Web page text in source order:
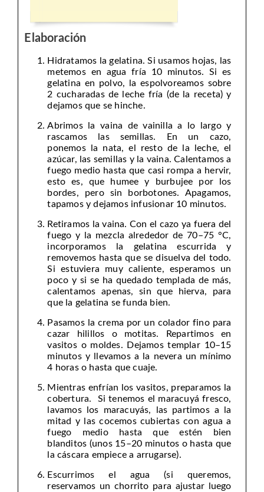
Elaboración
Hidratamos la gelatina. Si usamos hojas, las
metemos en agua fría 10 minutos. Si es
gelatina en polvo, la espolvoreamos sobre
2 cucharadas de leche fría (de la receta) y
dejamos que se hinche.
Abrimos la vaina de vainilla a lo largo y
rascamos las semillas. En un cazo,
ponemos la nata, el resto de la leche, el
azúcar, las semillas y la vaina. Calentamos a
fuego medio hasta que casi rompa a hervir,
esto es, que humee y burbujee por los
bordes, pero sin borbotones. Apagamos,
tapamos y dejamos infusionar 10 minutos.
Retiramos la vaina. Con el cazo ya fuera del
fuego y la mezcla alrededor de 70–75 °C,
incorporamos la gelatina escurrida y
removemos hasta que se disuelva del todo.
Si estuviera muy caliente, esperamos un
poco y si se ha quedado templada de más,
calentamos apenas, sin que hierva, para
que la gelatina se funda bien.
Pasamos la crema por un colador fino para
cazar hilillos o motitas. Repartimos en
vasitos o moldes. Dejamos templar 10–15
minutos y llevamos a la nevera un mínimo
4 horas o hasta que cuaje.
Mientras enfrían los vasitos, preparamos la
cobertura. Si tenemos el maracuyá fresco,
lavamos los maracuyás, las partimos a la
mitad y las cocemos cubiertas con agua a
fuego medio hasta que estén bien
blanditos (unos 15–20 minutos o hasta que
la cáscara empiece a arrugarse).
Escurrimos el agua (si queremos,
reservamos un chorrito para ajustar luego